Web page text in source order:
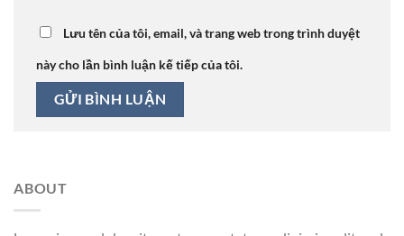
Lưu tên của tôi, email, và trang web trong trình duyệt
này cho lần bình luận kế tiếp của tôi.
ABOUT